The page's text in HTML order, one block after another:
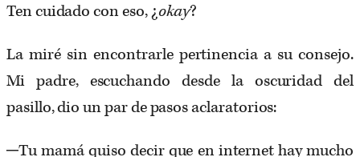
Ten cuidado con eso, ¿okay?
La miré sin encontrarle pertinencia a su consejo.
Mi padre, escuchando desde la oscuridad del
pasillo, dio un par de pasos aclaratorios:
─Tu mamá quiso decir que en internet hay mucho